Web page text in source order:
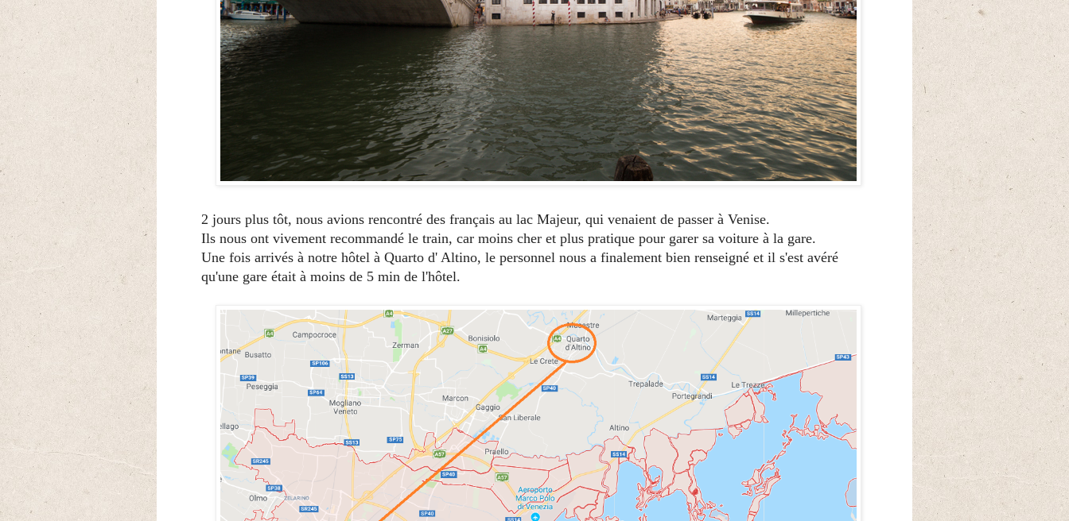
2 jours plus tôt, nous avions rencontré des français au lac Majeur, qui venaient de passer à Venise.
Ils nous ont vivement recommandé le train, car moins cher et plus pratique pour garer sa voiture à la gare.
Une fois arrivés à notre hôtel à Quarto d' Altino, le personnel nous a finalement bien renseigné et il s'est avéré
qu'une gare était à moins de 5 min de l'hôtel.